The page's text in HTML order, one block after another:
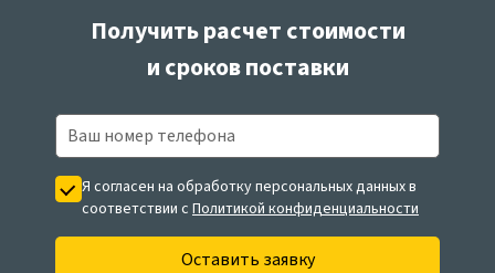
Получить расчет стоимости
и сроков поставки
Я согласен на обработку персональных данных в
соответствии с Политикой конфиденциальности
Оставить заявку